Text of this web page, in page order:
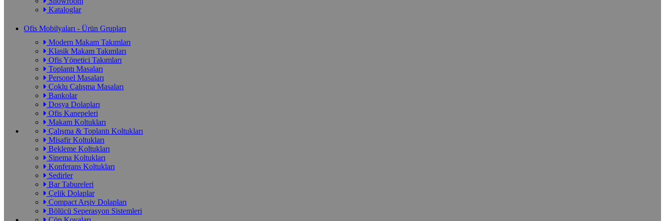
Kataloglar
Ofis Mobilyaları - Ürün Grupları
Modern Makam Takımları
Klasik Makam Takımları
Ofis Yönetici Takımları
Toplantı Masaları
Personel Masaları
Çoklu Çalışma Masaları
Bankolar
Dosya Dolapları
Ofis Kanepeleri
Makam Koltukları
Çalışma & Toplantı Koltukları
Misafir Koltukları
Bekleme Koltukları
Sinema Koltukları
Konferans Koltukları
Sedirler
Bar Tabureleri
Çelik Dolaplar
Compact Arşiv Dolapları
Bölücü Seperasyon Sistemleri